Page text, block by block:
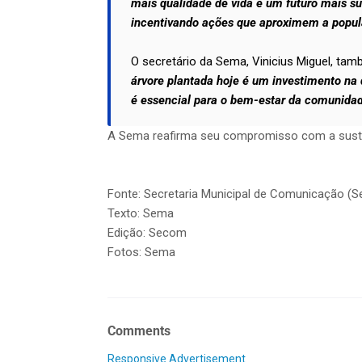
mais qualidade de vida e um futuro mais
incentivando ações que aproximem a
O secretário da Sema, Vinicius Miguel,
árvore plantada hoje é um investimento
é essencial para o bem-estar da
A Sema reafirma seu compromisso com a
Fonte: Secretaria Municipal de Comunicação
Texto: Sema
Edição: Secom
Fotos: Sema
Comments
Responsive Advertisement